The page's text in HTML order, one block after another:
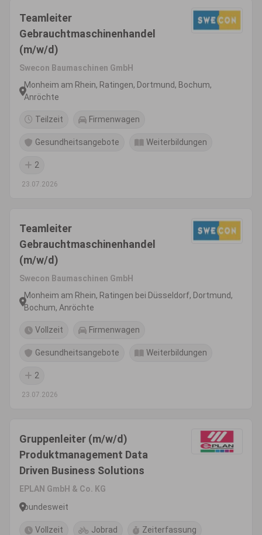
Teamleiter
Gebrauchtmaschinenhandel
(m/w/d)
Swecon Baumaschinen GmbH
Monheim am Rhein, Ratingen, Dortmund, Bochum,
Anröchte
Teilzeit Firmenwagen
Gesundheitsangebote Weiterbildungen
2
23.07.2026
Teamleiter
Gebrauchtmaschinenhandel
(m/w/d)
Swecon Baumaschinen GmbH
Monheim am Rhein, Ratingen bei Düsseldorf, Dortmund,
Bochum, Anröchte
Vollzeit Firmenwagen
Gesundheitsangebote Weiterbildungen
2
23.07.2026
Gruppenleiter (m/w/d)
Produktmanagement Data
Driven Business Solutions
EPLAN GmbH & Co. KG
bundesweit
Vollzeit Jobrad Zeiterfassung